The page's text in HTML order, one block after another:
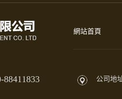
網站首頁
公司地
廣東